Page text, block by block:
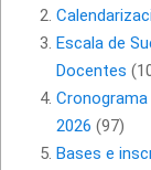
Escala de
Docentes
2026 (97)
Bases e